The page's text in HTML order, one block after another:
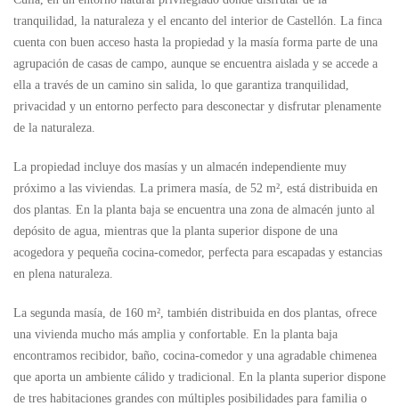
tranquilidad, la naturaleza y el encanto del interior de Castellón. La finca
cuenta con buen acceso hasta la propiedad y la masía forma parte de una
agrupación de casas de campo, aunque se encuentra aislada y se accede a
ella a través de un camino sin salida, lo que garantiza tranquilidad,
privacidad y un entorno perfecto para desconectar y disfrutar plenamente
de la naturaleza.
La propiedad incluye dos masías y un almacén independiente muy
próximo a las viviendas. La primera masía, de 52 m², está distribuida en
dos plantas. En la planta baja se encuentra una zona de almacén junto al
depósito de agua, mientras que la planta superior dispone de una
acogedora y pequeña cocina-comedor, perfecta para escapadas y estancias
en plena naturaleza.
La segunda masía, de 160 m², también distribuida en dos plantas, ofrece
una vivienda mucho más amplia y confortable. En la planta baja
encontramos recibidor, baño, cocina-comedor y una agradable chimenea
que aporta un ambiente cálido y tradicional. En la planta superior dispone
de tres habitaciones grandes con múltiples posibilidades para familia o